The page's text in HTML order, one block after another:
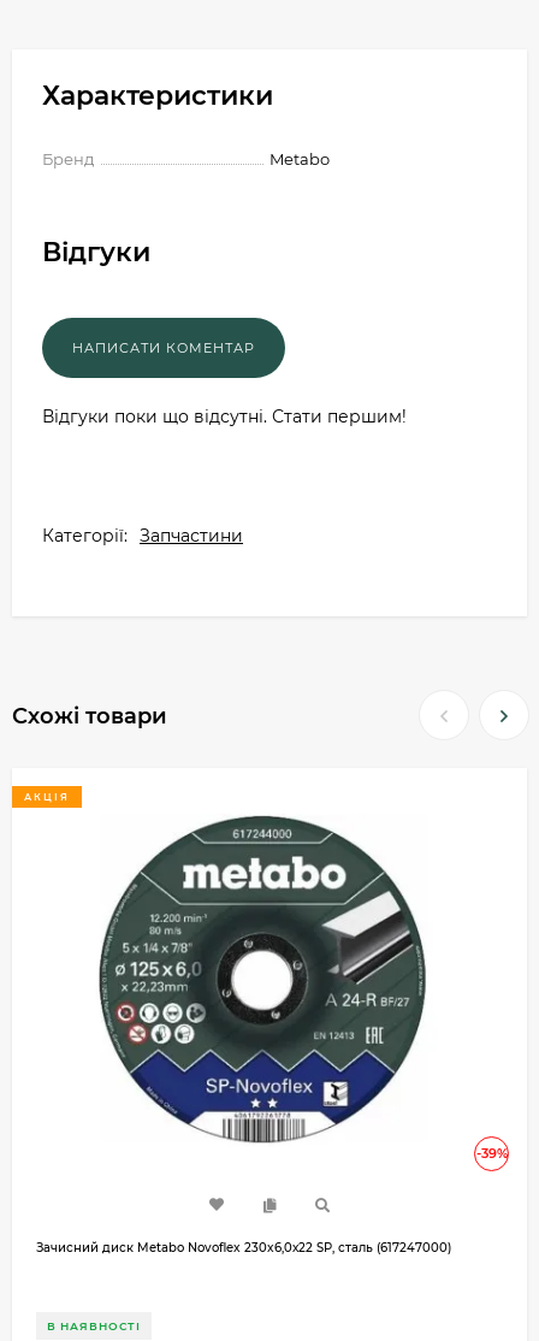
Характеристики
Бренд Metabo
Відгуки
Відгуки поки що відсутні. Стати першим!
Категорії: Запчастини
Схожі товари
-39%
АКЦІЯ
Зачисний диск Metabo Novoflex 230x6,0х22 SP, сталь (617247000)
В НАЯВНОСТІ